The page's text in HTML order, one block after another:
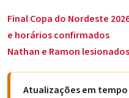
Final Copa do Nordeste
e horários confirmados
Nathan e Ramon
Atualizações em